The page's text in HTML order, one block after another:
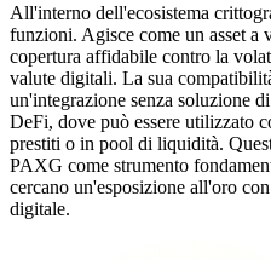
All'interno dell'ecosistema
funzioni. Agisce come un asset a
copertura affidabile contro la
valute digitali. La sua
un'integrazione senza soluzione
DeFi, dove può essere utilizzato
prestiti o in pool di liquidità.
PAXG come strumento
cercano un'esposizione all'oro
digitale.